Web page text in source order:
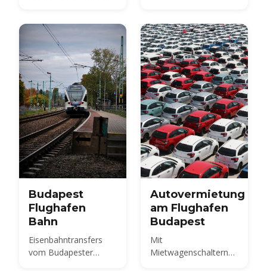
850 HUF budget route,
and 2026 taxi fares
under the new airport
surcharge.
erfahren Sie, wie Sie
im Voraus buchen.
Budapest
Flughafen
Bahn
Eisenbahntransfers
vom Budapester
Autovermietung
am Flughafen
Budapest
Mit
Mietwagenschaltern